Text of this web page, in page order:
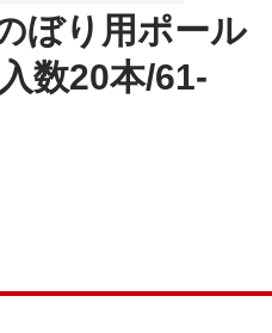
ぼり用ポール
数20本/61-